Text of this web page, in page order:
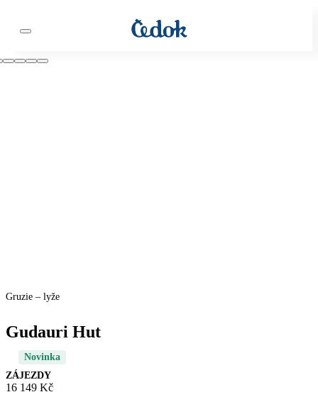
Gruzie – lyže
Gudauri Hut
Novinka
ZÁJEZDY
16 149 Kč